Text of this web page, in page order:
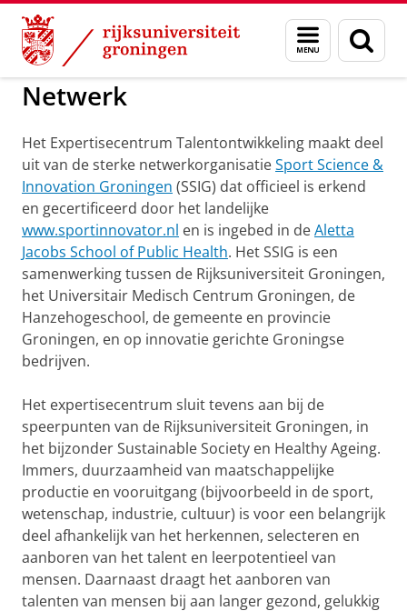
Skip
Content
Skip
Navigation
Menu
en
zoeken
GMW Over ons
Netwerk
Het Expertisecentrum Talentontwikkeling maakt deel
uit van de sterke netwerkorganisatieSport Science &
Innovation Groningen (SSIG) dat officieel is erkend
en gecertificeerd door het landelijke
www.sportinnovator.nl en is ingebed in deAletta
Jacobs School of Public Health. Het SSIG is een
samenwerking tussen de Rijksuniversiteit Groningen,
het Universitair Medisch Centrum Groningen, de
Hanzehogeschool, de gemeente en provincie
Groningen, en op innovatie gerichte Groningse
bedrijven.
Het expertisecentrum sluit tevens aan bij de
speerpunten van de Rijksuniversiteit Groningen, in
het bijzonder Sustainable Society en Healthy Ageing.
Immers, duurzaamheid van maatschappelijke
productie en vooruitgang (bijvoorbeeld in de sport,
wetenschap, industrie, cultuur) is voor een belangrijk
deel afhankelijk van het herkennen, selecteren en
aanboren van het talent en leerpotentieel van
mensen. Daarnaast draagt het aanboren van
talenten van mensen bij aan langer gezond, gelukkig